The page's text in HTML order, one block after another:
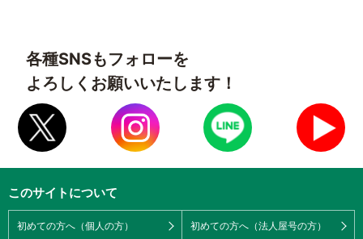
各種SNSもフォローを
よろしくお願いいたします！
このサイトについて
初めての方へ（個人の方） 初めての方へ（法人屋号の方）